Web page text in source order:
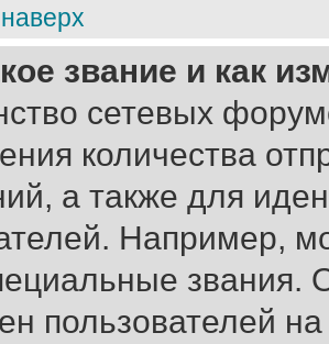
звание и как
сетевых
количества
а также для
Например,
звания.
пользователей